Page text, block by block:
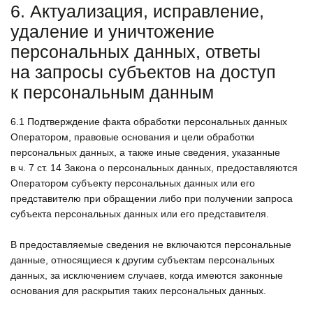
6. Актуализация, исправление,
удаление и уничтожение
персональных данных, ответы
на запросы субъектов на доступ
к персональным данным
6.1 Подтверждение факта обработки персональных данных
Оператором, правовые основания и цели обработки
персональных данных, а также иные сведения, указанные
в ч. 7 ст. 14 Закона о персональных данных, предоставляются
Оператором субъекту персональных данных или его
представителю при обращении либо при получении запроса
субъекта персональных данных или его представителя.
В предоставляемые сведения не включаются персональные
данные, относящиеся к другим субъектам персональных
данных, за исключением случаев, когда имеются законные
основания для раскрытия таких персональных данных.